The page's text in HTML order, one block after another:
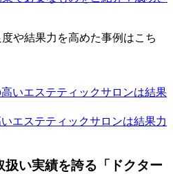
や結果力を高めた事例はこち
エステティックサロンは結果力
扱い実績を誇る「ドクター